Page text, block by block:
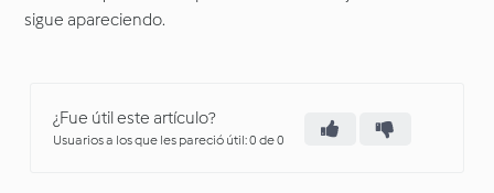
sigue apareciendo.
¿Fue útil este artículo?
Usuarios a los que les pareció útil: 0 de 0